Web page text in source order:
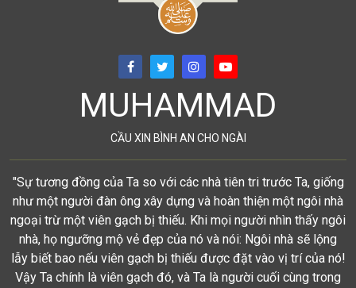
MUHAMMAD
CẦU XIN BÌNH AN CHO NGÀI
"Sự tương đồng của Ta so với các nhà tiên tri trước Ta, giống
như một người đàn ông xây dựng và hoàn thiện một ngôi nhà
ngoại trừ một viên gạch bị thiếu. Khi mọi người nhìn thấy ngôi
nhà, họ ngưỡng mộ vẻ đẹp của nó và nói: Ngôi nhà sẽ lộng
lẫy biết bao nếu viên gạch bị thiếu được đặt vào vị trí của nó!
Vậy Ta chính là viên gạch đó, và Ta là người cuối cùng trong